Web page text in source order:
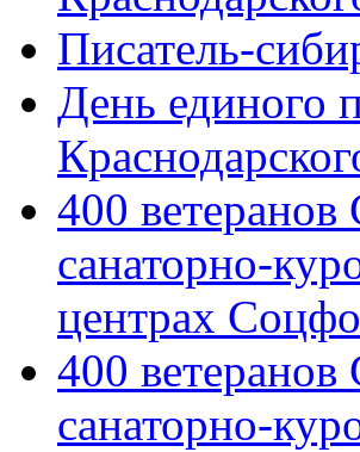
Писатель-
День единого
400
санаторно-
центрах
400
санаторно-